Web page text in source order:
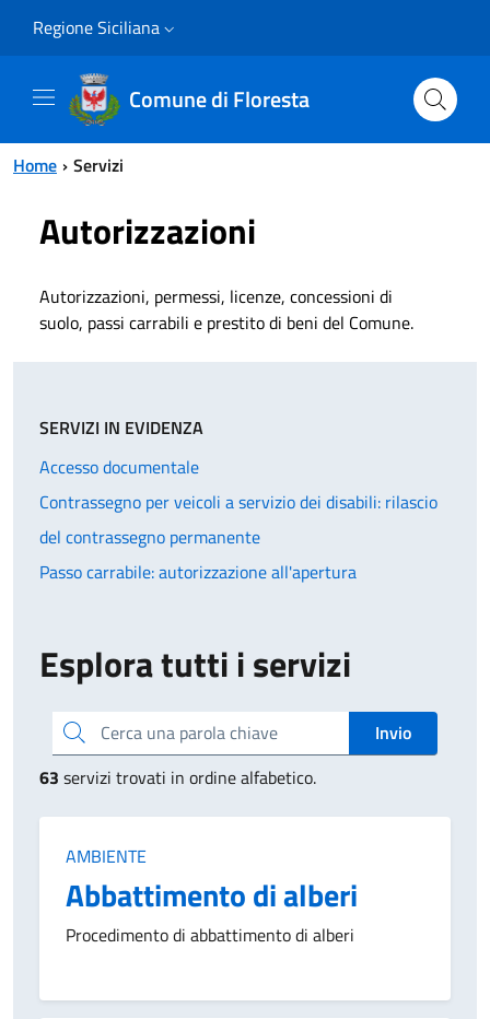
Regione Siciliana
Comune di Floresta
Home Servizi
Autorizzazioni
Autorizzazioni, permessi, licenze, concessioni di
suolo, passi carrabili e prestito di beni del Comune.
Esplora tutti i servizi
Cerca una parola chiave
Invio
63 servizi trovati in ordine alfabetico.
Categoria:
AMBIENTE
Abbattimento di alberi
Procedimento di abbattimento di alberi
SERVIZI IN EVIDENZA
Accesso documentale
Contrassegno per veicoli a servizio dei disabili: rilascio
del contrassegno permanente
Passo carrabile: autorizzazione all'apertura